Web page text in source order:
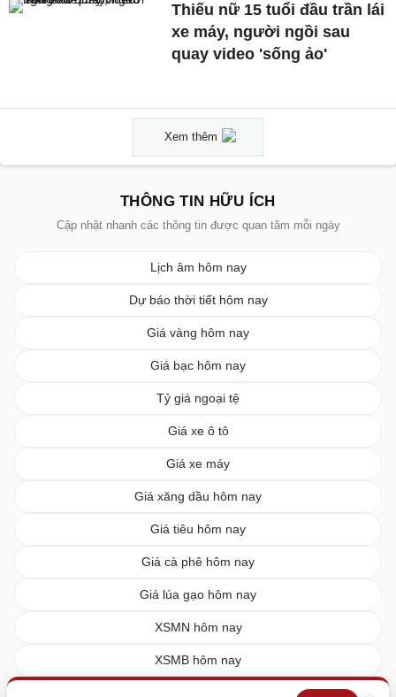
Thiếu nữ 15 tuổi đầu trần lái
xe máy, người ngồi sau
quay video 'sống ảo'
Xem thêm
THÔNG TIN HỮU ÍCH
Cập nhật nhanh các thông tin được quan tâm mỗi ngày
Lịch âm hôm nay
Dự báo thời tiết hôm nay
Giá vàng hôm nay
Giá bạc hôm nay
Tỷ giá ngoại tệ
Giá xe ô tô
Giá xe máy
Giá xăng dầu hôm nay
Giá tiêu hôm nay
Giá cà phê hôm nay
Giá lúa gạo hôm nay
XSMN hôm nay
XSMB hôm nay